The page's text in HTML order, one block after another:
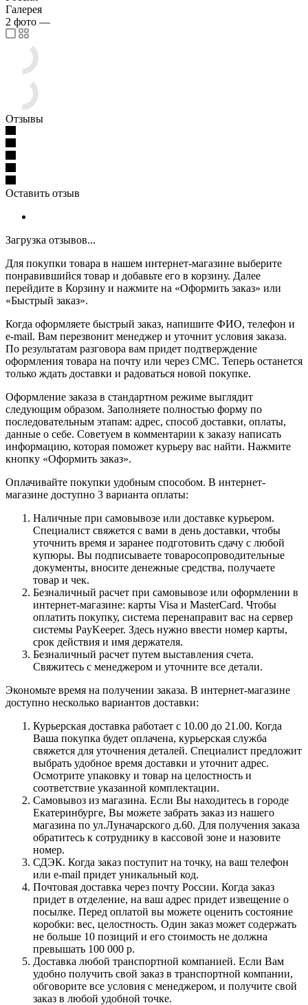
Галерея
2 фото —
Отзывы
Оставить отзыв
Загрузка отзывов...
Для покупки товара в нашем интернет-магазине выберите
понравившийся товар и добавьте его в корзину. Далее
перейдите в Корзину и нажмите на «Оформить заказ» или
«Быстрый заказ».
Когда оформляете быстрый заказ, напишите ФИО, телефон и
e-mail. Вам перезвонит менеджер и уточнит условия заказа.
По результатам разговора вам придет подтверждение
оформления товара на почту или через СМС. Теперь останется
только ждать доставки и радоваться новой покупке.
Оформление заказа в стандартном режиме выглядит
следующим образом. Заполняете полностью форму по
последовательным этапам: адрес, способ доставки, оплаты,
данные о себе. Советуем в комментарии к заказу написать
информацию, которая поможет курьеру вас найти. Нажмите
кнопку «Оформить заказ».
Оплачивайте покупки удобным способом. В интернет-
магазине доступно 3 варианта оплаты:
Наличные при самовывозе или доставке курьером.
Специалист свяжется с вами в день доставки, чтобы
уточнить время и заранее подготовить сдачу с любой
купюры. Вы подписываете товаросопроводительные
документы, вносите денежные средства, получаете
товар и чек.
Безналичный расчет при самовывозе или оформлении в
интернет-магазине: карты Visa и MasterCard. Чтобы
оплатить покупку, система перенаправит вас на сервер
системы PayKeeper. Здесь нужно ввести номер карты,
срок действия и имя держателя.
Безналичный расчет путем выставления счета.
Свяжитесь с менеджером и уточните все детали.
Экономьте время на получении заказа. В интернет-магазине
доступно несколько вариантов доставки:
Курьерская доставка работает с 10.00 до 21.00. Когда
Ваша покупка будет оплачена, курьерская служба
свяжется для уточнения деталей. Специалист предложит
выбрать удобное время доставки и уточнит адрес.
Осмотрите упаковку и товар на целостность и
соответствие указанной комплектации.
Самовывоз из магазина. Если Вы находитесь в городе
Екатеринбурге, Вы можете забрать заказ из нашего
магазина по ул.Луначарского д.60. Для получения заказа
обратитесь к сотруднику в кассовой зоне и назовите
номер.
СДЭК. Когда заказ поступит на точку, на ваш телефон
или e-mail придет уникальный код.
Почтовая доставка через почту России. Когда заказ
придет в отделение, на ваш адрес придет извещение о
посылке. Перед оплатой вы можете оценить состояние
коробки: вес, целостность. Один заказ может содержать
не больше 10 позиций и его стоимость не должна
превышать 100 000 р.
Доставка любой транспортной компанией. Если Вам
удобно получить свой заказ в транспортной компании,
обговорите все условия с менеджером, и получите свой
заказ в любой удобной точке.